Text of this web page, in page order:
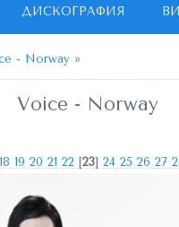
ДИСКОГРАФИЯ
- Norway »
Voice - Norway
18 19 20 21 22[23] 24 25 26 27